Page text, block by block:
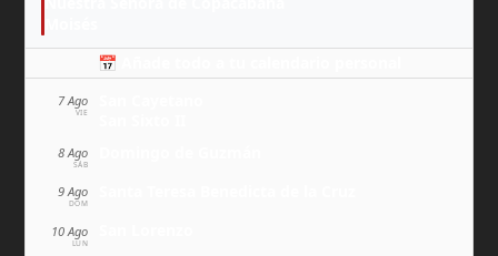
📅 Añade todo a tu calendario personal
7 Ago
VIE
8 Ago
SÁB
9 Ago
DOM
10 Ago
LUN